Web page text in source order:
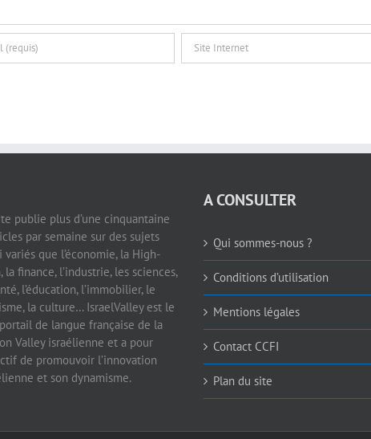
publie plus d’une cinquantaine
par semaine sur des sujets
variés que l’économie, la High-
la finance, l’industrie, les sciences,
l’éducation, l’immobilier, le
la culture… IsraelValley est le
de langue française de la
Valley israélienne et a pour
de promouvoir l’innovation
et son dynamisme.
A CONSULTER
Qui sommes-nous ?
Conditions d’utilisation
Mentions légales
Contact CCFI
Plan du site